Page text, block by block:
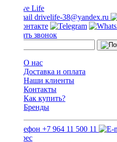
drivelife-38@yandex.ru
Заказать звонок
О нас
Доставка и оплата
Наши клиенты
Контакты
Как купить?
Бренды
+7 964 11 500 11